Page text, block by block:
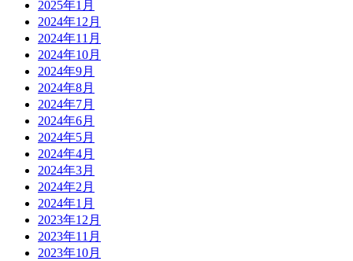
2025年1月
2024年12月
2024年11月
2024年10月
2024年9月
2024年8月
2024年7月
2024年6月
2024年5月
2024年4月
2024年3月
2024年2月
2024年1月
2023年12月
2023年11月
2023年10月